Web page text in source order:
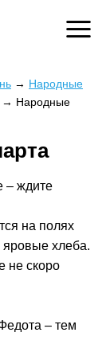
→ Народные
→ Народные
– ждите
на полях
яровые хлеба.
не скоро
– тем